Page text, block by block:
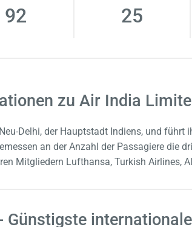
92 25
zu Air India
Delhi, der Hauptstadt Indiens, und führt
an der Anzahl der Passagiere die
Mitgliedern Lufthansa, Turkish Airlines,
Günstigste